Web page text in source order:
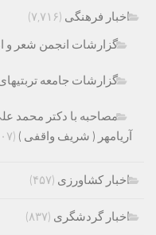
اخبار فرهنگی (۷,۷۱۶)
گزارشات انجمن شعر و
گزارشات جامعه
مصاحبه با دکتر محمد
آریامهر ( شریف واقفی ) (۱۰۷)
اخبار کشاورزی (۴۵۷)
اخبار گردشگری (۸۳۷)